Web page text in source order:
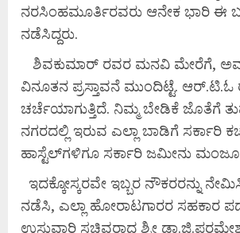
ನರಸಿಂಹಮೂರ್ತಿರವರು ಆನೇಕ ಭಾರಿ ಈ
ನಡೆಸಿದ್ದರು.
ಶಿವಕುಮಾರ್ ರವರ ಮನವಿ ಮೇರೆಗೆ,
ವಿನೂತನ ಪ್ರಸ್ತಾವನೆ ಮುಂದಿಟ್ಟೆ. ಆರ್.ಟಿ.ಓ
ಚರ್ಚೆಯಾಗುತ್ತಿದೆ. ನಿಮ್ಮ ಬೇಡಿಕೆ ಜೊತೆಗೆ
ನಗರದಲ್ಲಿ ಇರುವ ಎಲ್ಲಾ ಬಾಡಿಗೆ ಸರ್ಕಾರಿ
ಹಾಸ್ಟೆಲ್‍ಗಳಿಗೂ ಸರ್ಕಾರಿ ಜಮೀನು
ಇದಕ್ಕೋಸ್ಕರವೇ ಇಬ್ಬರ ನೌಕರರನ್ನು
ನಡೆಸಿ, ಎಲ್ಲಾ ಹೋರಾಟಗಾರರ ಸಹಕಾರ
ಉಸ್ತುವಾರಿ ಸಚಿವರಾದ ಶ್ರೀ